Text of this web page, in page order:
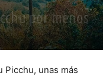
por menos
Picchu, unas más